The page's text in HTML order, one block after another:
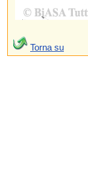
Torna su